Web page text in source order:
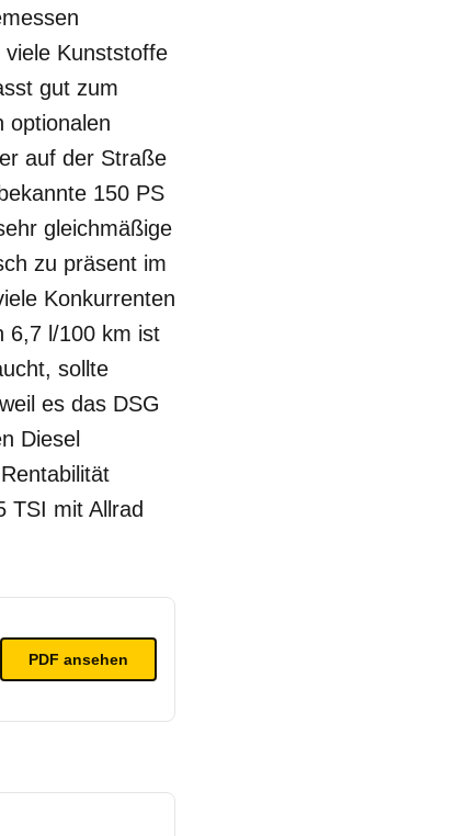
Kunststoffe
gut zum
optionalen
auf der Straße
150 PS
gleichmäßige
zu präsent im
Konkurrenten
6,7 l/100 km ist
sollte
es das DSG
Diesel
TSI mit Allrad
PDF ansehen